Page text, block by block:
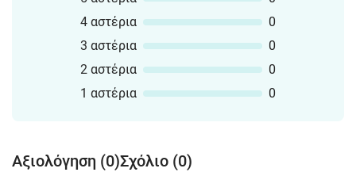
4 αστέρια
0
3 αστέρια
0
2 αστέρια
0
1 αστέρια
0
Αξιολόγηση (0)Σχόλιο (0)